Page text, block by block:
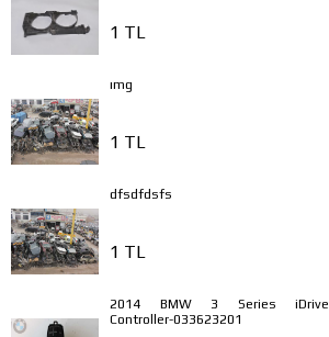
1 TL
ımg
1 TL
dfsdfdsfs
1 TL
2014 BMW 3 Series iDrive
Controller-033623201